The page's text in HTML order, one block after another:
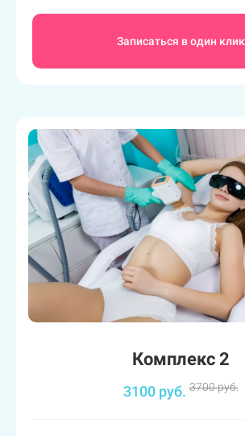
Записаться в один клик
Комплекс 2
3100 руб. 3700 руб.